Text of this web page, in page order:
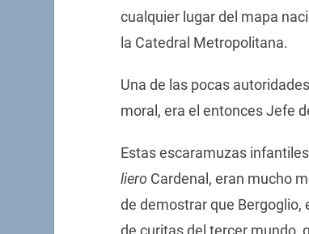
cualquier lugar del mapa
la Catedral Metropolitana.
Una de las pocas
moral, era el entonces Jefe
Estas escaramuzas
lieroCardenal, eran mucho
de demostrar que Bergoglio,
de curitas del tercer mundo,